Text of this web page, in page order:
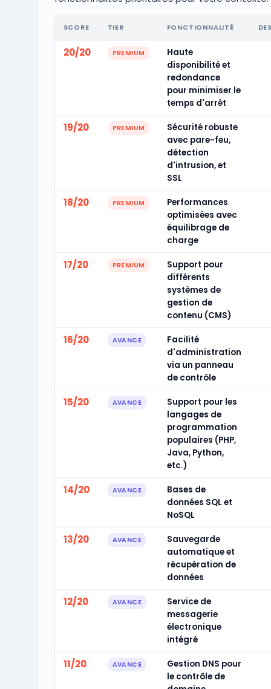
SCORE TIER FONCTIONNALITÉ
20/20 PREMIUM
Haute
disponibilité et
redondance
pour minimiser le
temps d'arrêt
19/20 PREMIUM
Sécurité robuste
avec pare-feu,
détection
d'intrusion, et
SSL
18/20 PREMIUM
Performances
optimisées avec
équilibrage de
charge
17/20 PREMIUM
Support pour
différents
systèmes de
gestion de
contenu (CMS)
16/20 AVANCE
Facilité
d'administration
via un panneau
de contrôle
15/20 AVANCE
Support pour les
langages de
programmation
populaires (PHP,
Java, Python,
etc.)
14/20 AVANCE
Bases de
données SQL et
NoSQL
13/20 AVANCE
Sauvegarde
automatique et
récupération de
données
12/20 AVANCE
Service de
messagerie
électronique
intégré
11/20 AVANCE
Gestion DNS pour
le contrôle de